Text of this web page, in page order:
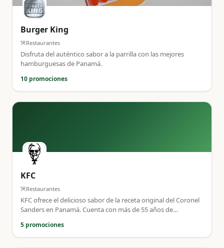
Burger King
Restaurantes
Disfruta del auténtico sabor a la parrilla con las mejores
hamburguesas de Panamá.
10 promociones
KFC
Restaurantes
KFC ofrece el delicioso sabor de la receta original del Coronel
Sanders en Panamá. Cuenta con más de 55 años de
5 promociones